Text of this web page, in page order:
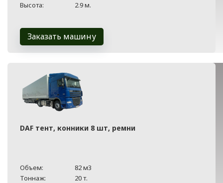
Высота:
2.9 м.
Заказать машину
DAF тент, конники 8 шт, ремни
Объем:
82 м3
Тоннаж:
20 т.